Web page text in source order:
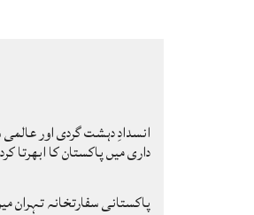
انسدادِ دہشت گردی اور
داری میں پاکستان کا ابھرتا
پاکستانی سفارتخانہ تہران